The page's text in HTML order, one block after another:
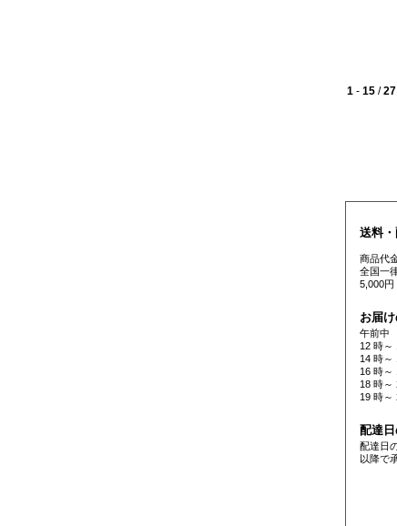
1 - 15 /27
送料
商品代
全国一
5,000円
お届
午前中
12 時～
14 時～
16 時～
18 時～
19 時～
配達
配達日
以降で